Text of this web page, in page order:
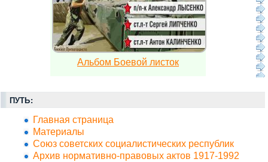
Альбом Боевой листок
ПУТЬ:
Главная страница
Материалы
Союз советских социалистических республик
Архив нормативно-правовых актов 1917-1992